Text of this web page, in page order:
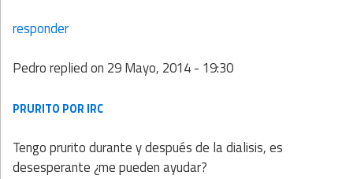
responder
Pedroreplied on 29 Mayo, 2014 - 19:30
PRURITO POR IRC
Tengo prurito durante y después de la dialisis, es
desesperante ¿me pueden ayudar?